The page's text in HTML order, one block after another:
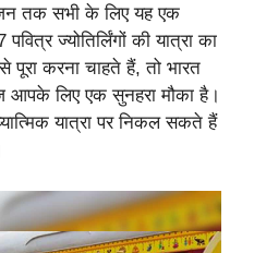
तक सभी के लिए यह एक
ज्योतिर्लिंगों की यात्रा का
करना चाहते हैं, तो भारत
लिए एक सुनहरा मौका है।
यात्रा पर निकल सकते हैं